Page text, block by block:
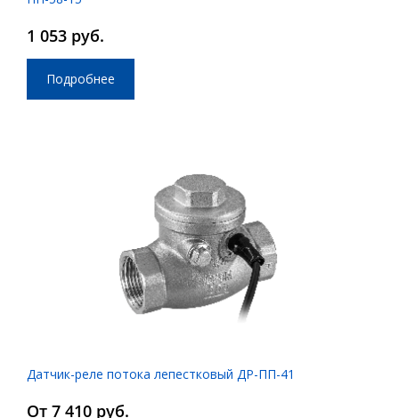
1 053 руб.
Подробнее
Датчик-реле потока лепестковый ДР-ПП-41
От 7 410 руб.